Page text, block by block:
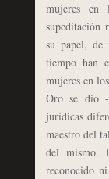
mujeres en
supeditación
su papel,
tiempo han
mujeres en
Oro se dio -
jurídicas
maestro del
del mismo.
reconocido